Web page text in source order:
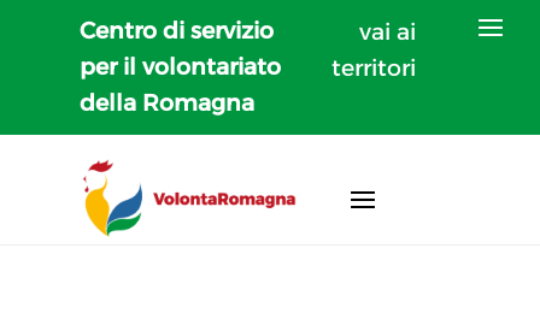
Centro di servizio
per il volontariato
della Romagna
vai ai
territori